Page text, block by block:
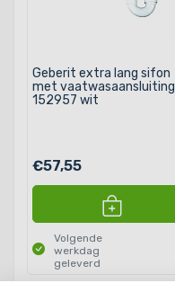
Geberit extra lang sifon
met vaatwasaansluiting
152957 wit
€57,55
Volgende
werkdag
geleverd